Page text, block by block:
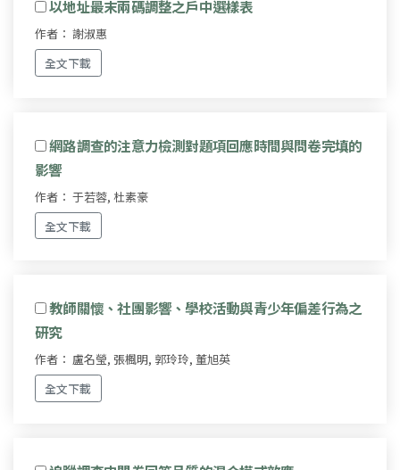
以地址最末兩碼調整之戶中選樣表
作者： 謝淑惠
全文下載
網路調查的注意力檢測對題項回應時間與問卷完填的
影響
作者： 于若蓉, 杜素豪
全文下載
教師關懷、社團影響、學校活動與青少年偏差行為之
研究
作者： 盧名瑩, 張楓明, 郭玲玲, 董旭英
全文下載